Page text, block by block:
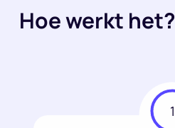
Hoe werkt het?
1